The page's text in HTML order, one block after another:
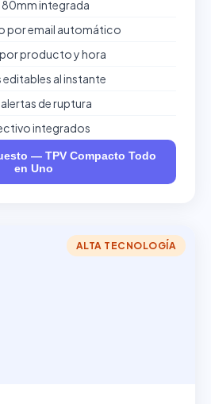
integrada
por email automático
por producto y hora
al instante
de ruptura
integrados
— TPV Compacto Todo
en Uno
ALTA TECNOLOGÍA